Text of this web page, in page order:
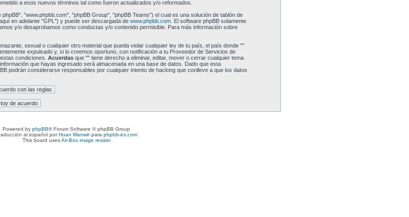
a esos nuevos términos tal como fueron actualizados y/o reformados.
"www.phpbb.com", "phpBB Group", "phpBB Teams") el cual es una solución de tablón de
en adelante "GPL") y puede ser descargada de www.phpbb.com. El software phpBB solamente
y/o desaprobamos como conductas y/o contenido permisible. Para más información sobre
sexual o cualquier otro material que pueda violar cualquier ley de tu país, el país donde ""
expulsado y, si lo creemos oportuno, con notificación a tu Proveedor de Servicios de
condiciones. Acuerdasque "" tiene derecho a eliminar, editar, mover o cerrar cualquier tema
que hayas ingresado será almacenada en una base de datos. Dado que esta
podrán considerarse responsables por cualquier intento de hacking que conlleve a que los datos
Powered by phpBB® Forum Software © phpBB Group
al español porHuan Manwë para phpbb-es.com
This board usesAir-Box image resizer